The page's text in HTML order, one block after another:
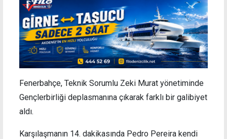
Fenerbahçe, Teknik Sorumlu Zeki Murat yönetiminde
Gençlerbirliği deplasmanına çıkarak farklı bir galibiyet
aldı.
Karşılaşmanın 14. dakikasında Pedro Pereira kendi